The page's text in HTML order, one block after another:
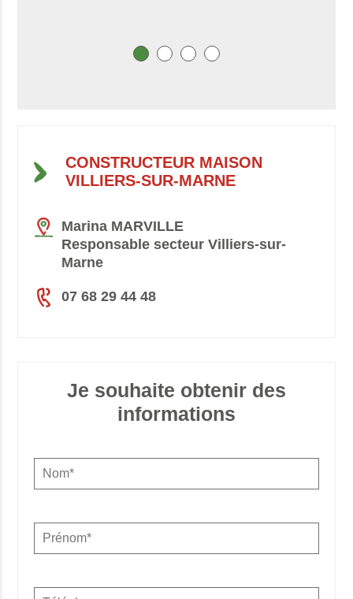
CONSTRUCTEUR MAISON
VILLIERS-SUR-MARNE
Marina MARVILLE
Responsable secteur Villiers-sur-
Marne
07 68 29 44 48
Je souhaite obtenir des
informations